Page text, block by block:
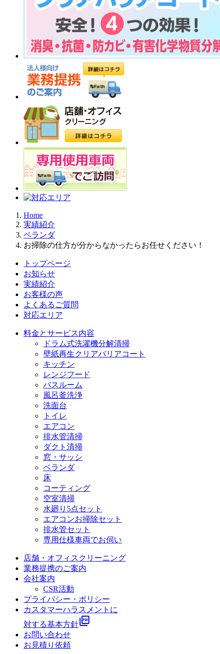
Home
実績紹介
ベランダ
お掃除の仕方が分からなかったらお任せください！
トップページ
お知らせ
実績紹介
お客様の声
よくあるご質問
対応エリア
料金とサービス内容
ドラム式洗濯機分解清掃
壁紙再生クリアバリアコート
キッチン
レンジフード
バスルーム
風呂釜洗浄
洗面台
トイレ
エアコン
排水管清掃
ダクト清掃
窓・サッシ
ベランダ
床
コーティング
空室清掃
水廻り5点セット
エアコンお掃除セット
排水管セット
専用仕様車両でお伺い
店舗・オフィスクリーニング
業務提携のご案内
会社案内
CSR活動
プライバシー・ポリシー
カスタマーハラスメントに
対する基本方針picture_as_pdf
お問い合わせ
お見積り依頼